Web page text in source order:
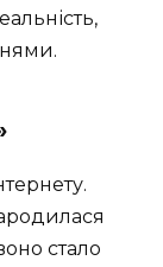
стало